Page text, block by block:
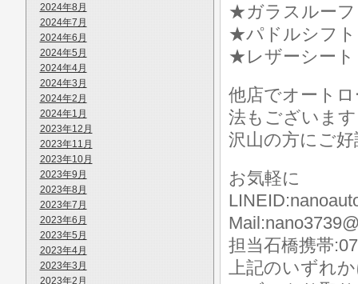
2024年8月
2024年7月
2024年6月
2024年5月
2024年4月
2024年3月
2024年2月
2024年1月
2023年12月
2023年11月
2023年10月
2023年9月
2023年8月
2023年7月
2023年6月
2023年5月
2023年4月
2023年3月
2023年2月
★ガラスルーフ
★パドルシフト
★レザーシート
他店でオート
法もございま
沢山の方にご
お気軽に
担当石橋携帯
上記のいずれ